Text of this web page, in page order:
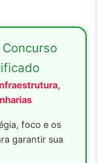
foco e os
garantir sua